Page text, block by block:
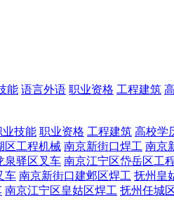
能 语言外语 职业资格 工程建筑
业技能 职业资格 工程建筑 高校学
区工程机械 南京新街口焊工 南京
泉驿区叉车 南京江宁区岱岳区工
车 南京新街口建邺区焊工 抚州皇
南京江宁区皇姑区焊工 抚州任城